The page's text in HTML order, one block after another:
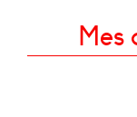
Mes